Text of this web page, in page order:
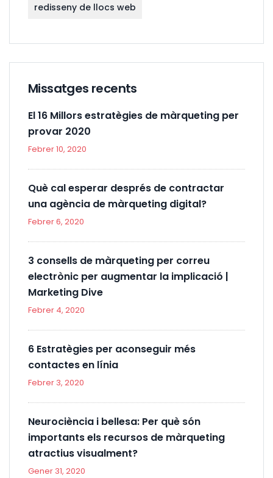
redisseny de llocs web
Missatges recents
El 16 Millors estratègies de màrqueting per
provar 2020
Febrer 10, 2020
Què cal esperar després de contractar
una agència de màrqueting digital?
Febrer 6, 2020
3 consells de màrqueting per correu
electrònic per augmentar la implicació |
Marketing Dive
Febrer 4, 2020
6 Estratègies per aconseguir més
contactes en línia
Febrer 3, 2020
Neurociència i bellesa: Per què són
importants els recursos de màrqueting
atractius visualment?
Gener 31, 2020